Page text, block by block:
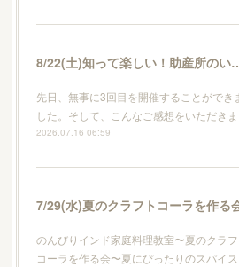
8/22(土)知って楽し
先日、無事に3回目を開催することができ
した。そして、こんなご感想をいただき
2026.07.16 06:59
7/29(水)夏のクラフトコーラを作る
のんびりインド家庭料理教室〜夏のクラフ
コーラを作る会〜夏にぴったりのスパイ